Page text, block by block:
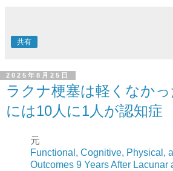
共有
2025年8月25日
ラクナ梗塞は軽くなか
には10人に1人が認知症
元
Functional, Cognitive, Physical,
Outcomes 9 Years After Lacunar